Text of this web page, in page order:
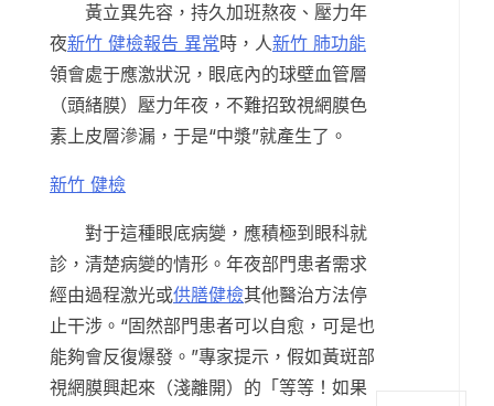
黃立異先容，持久加班熬夜、壓力年
夜新竹 健檢報告 異常時，人新竹 肺功能
領會處于應激狀況，眼底內的球壁血管層
（頭緒膜）壓力年夜，不難招致視網膜色
素上皮層滲漏，于是“中漿”就產生了。
新竹 健檢
對于這種眼底病變，應積極到眼科就
診，清楚病變的情形。年夜部門患者需求
經由過程激光或供膳健檢其他醫治方法停
止干涉。“固然部門患者可以自愈，可是也
能夠會反復爆發。”專家提示，假如黃斑部
視網膜興起來（淺離開）的「等等！如果